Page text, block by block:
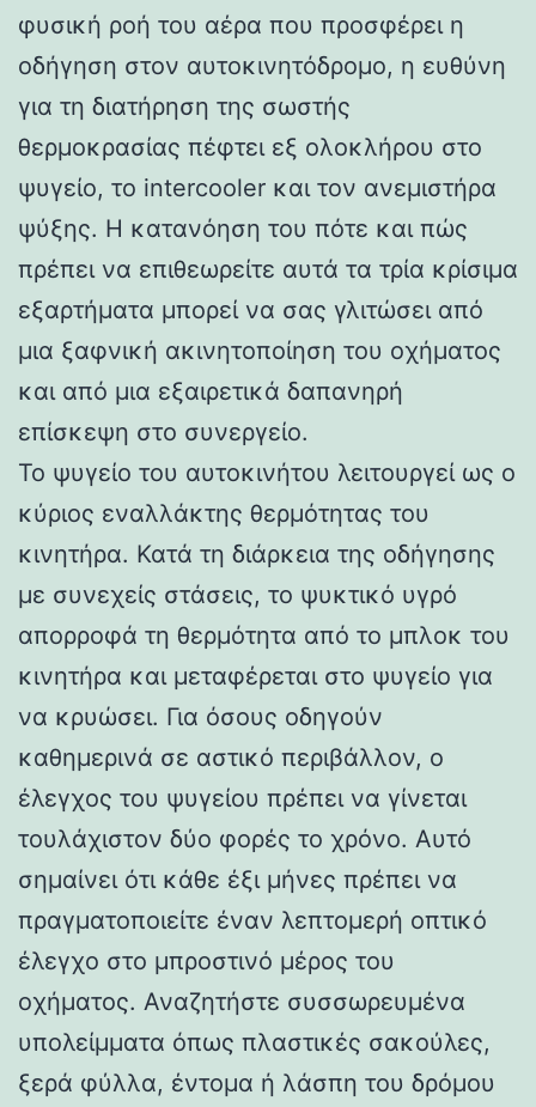
φυσική ροή του αέρα που προσφέρει η
οδήγηση στον αυτοκινητόδρομο, η ευθύνη
για τη διατήρηση της σωστής
θερμοκρασίας πέφτει εξ ολοκλήρου στο
ψυγείο, το intercooler και τον ανεμιστήρα
ψύξης. Η κατανόηση του πότε και πώς
πρέπει να επιθεωρείτε αυτά τα τρία κρίσιμα
εξαρτήματα μπορεί να σας γλιτώσει από
μια ξαφνική ακινητοποίηση του οχήματος
και από μια εξαιρετικά δαπανηρή
επίσκεψη στο συνεργείο.
Το ψυγείο του αυτοκινήτου λειτουργεί ως ο
κύριος εναλλάκτης θερμότητας του
κινητήρα. Κατά τη διάρκεια της οδήγησης
με συνεχείς στάσεις, το ψυκτικό υγρό
απορροφά τη θερμότητα από το μπλοκ του
κινητήρα και μεταφέρεται στο ψυγείο για
να κρυώσει. Για όσους οδηγούν
καθημερινά σε αστικό περιβάλλον, ο
έλεγχος του ψυγείου πρέπει να γίνεται
τουλάχιστον δύο φορές το χρόνο. Αυτό
σημαίνει ότι κάθε έξι μήνες πρέπει να
πραγματοποιείτε έναν λεπτομερή οπτικό
έλεγχο στο μπροστινό μέρος του
οχήματος. Αναζητήστε συσσωρευμένα
υπολείμματα όπως πλαστικές σακούλες,
ξερά φύλλα, έντομα ή λάσπη του δρόμου